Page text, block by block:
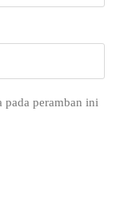
pada peramban ini